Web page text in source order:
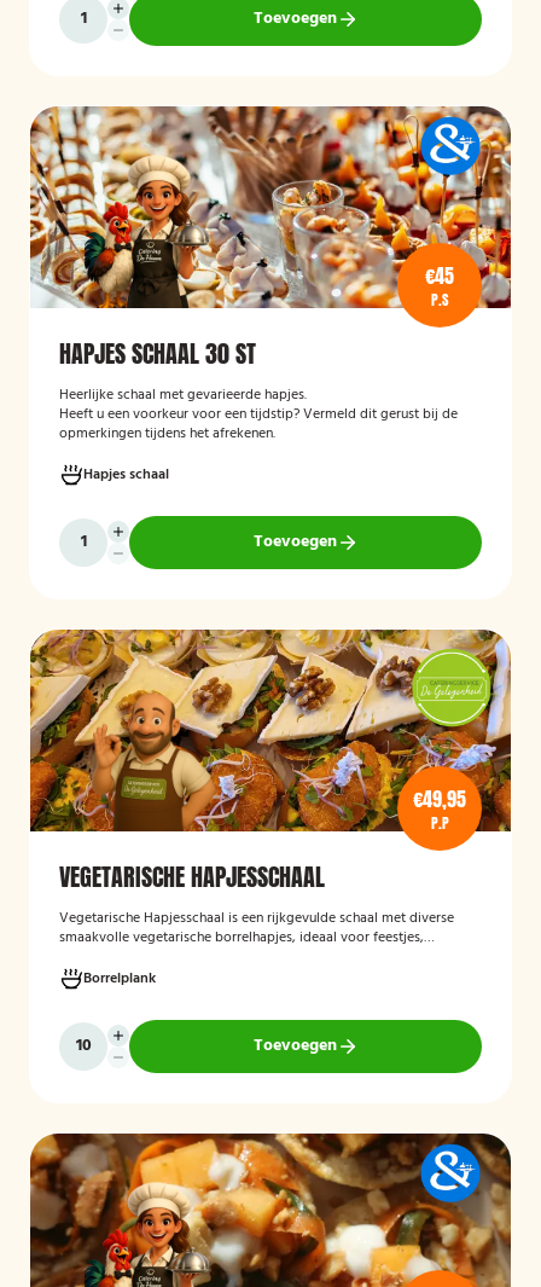
Toevoegen
€45
P.S
HAPJES SCHAAL 30 ST
Heerlijke schaal met gevarieerde hapjes.
Heeft u een voorkeur voor een tijdstip? Vermeld dit gerust bij de
opmerkingen tijdens het afrekenen.
Hapjes schaal
Toevoegen
€49,95
P.P
VEGETARISCHE HAPJESSCHAAL
Vegetarische Hapjesschaal is een rijkgevulde schaal met diverse
smaakvolle vegetarische borrelhapjes, ideaal voor feestjes,
een gevarieerde selectie van vegetarische lekkernijen die direct
klaar zijn om te serveren en geschikt zijn voor gasten die bewust of
volledig vegetarisch eten.
Borrelplank
Toevoegen